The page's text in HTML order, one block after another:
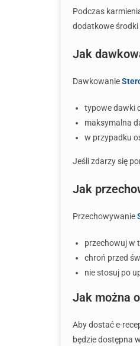
Podczas
dodatkowe
Jak
Dawkowanie
typowe dawki
maksymalna
w przypadku
Jeśli zdarzy się
Jak
Przechowywanie
przechowuj w
chroń przed
nie stosuj po
Jak można
Aby dostać e-
będzie dostępna